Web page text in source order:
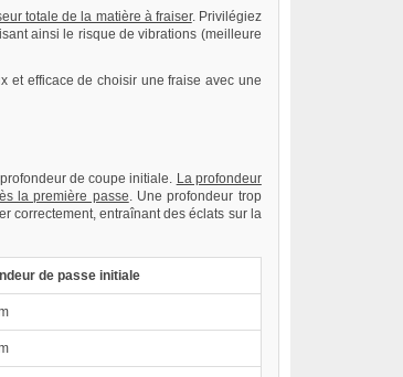
totale de la matière à fraiser. Privilégiez
ainsi le risque de vibrations (meilleure
et efficace de choisir une fraise avec une
de coupe initiale. La profondeur
la première passe. Une profondeur trop
correctement, entraînant des éclats sur la
de passe initiale